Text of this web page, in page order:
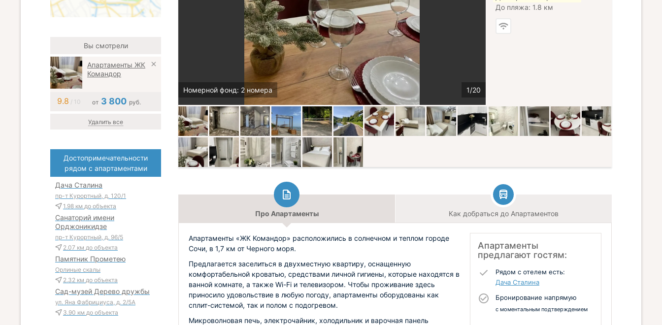
Номерной фонд: 2 номера
До пляжа: 1.8 км
Про Апартаменты Как добраться до Апартаментов
Апартаменты
предлагают гостям:
Рядом с отелем есть:
Дача Сталина
Бронирование напрямую
с моментальным подтверждением
Апартаменты «ЖК Командор» расположились в солнечном и теплом городе
Сочи, в 1,7 км от Черного моря.
Предлагается заселиться в двухместную квартиру, оснащенную
комфортабельной кроватью, средствами личной гигиены, которые находятся в
ванной комнате, а также Wi-Fi и телевизором. Чтобы проживание здесь
приносило удовольствие в любую погоду, апартаменты оборудованы как
сплит-системой, так и полом с подогревом.
Микроволновая печь, электрочайник, холодильник и варочная панель
Вы смотрели
Апартаменты ЖК
Командор
9.8 / 10 от 3 800 руб.
Удалить все
Достопримечательности
рядом с апартаментами
Дача Сталина
пр-т Курортный, д. 120/1
1.98 км до объекта
Санаторий имени
Орджоникидзе
пр-т Курортный, д. 96/5
2.07 км до объекта
Памятник Прометею
Орлиные скалы
2.32 км до объекта
Сад-музей Дерево дружбы
ул. Яна Фабрициуса, д. 2/5А
3.90 км до объекта